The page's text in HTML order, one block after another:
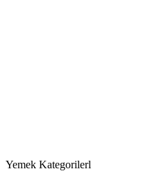
Yemek Kategorilerl